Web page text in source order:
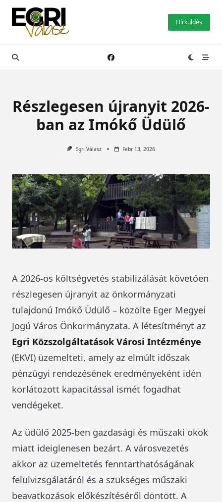
Skip
content
Hírküldés
Részlegesen újranyit 2026-
ban az Imókő Üdülő
Egri Válasz Febr 13, 2026
A 2026-os költségvetés stabilizálását követően
részlegesen újranyit az önkormányzati
tulajdonú Imókő Üdülő – közölte Eger Megyei
Jogú Város Önkormányzata. A létesítményt az
Egri Közszolgáltatások Városi Intézménye
(EKVI) üzemelteti, amely az elmúlt időszak
pénzügyi rendezésének eredményeként idén
korlátozott kapacitással ismét fogadhat
vendégeket.
Az üdülő 2025-ben gazdasági és műszaki okok
miatt ideiglenesen bezárt. A városvezetés
akkor az üzemeltetés fenntarthatóságának
felülvizsgálatáról és a szükséges műszaki
beavatkozások előkészítéséről döntött. A